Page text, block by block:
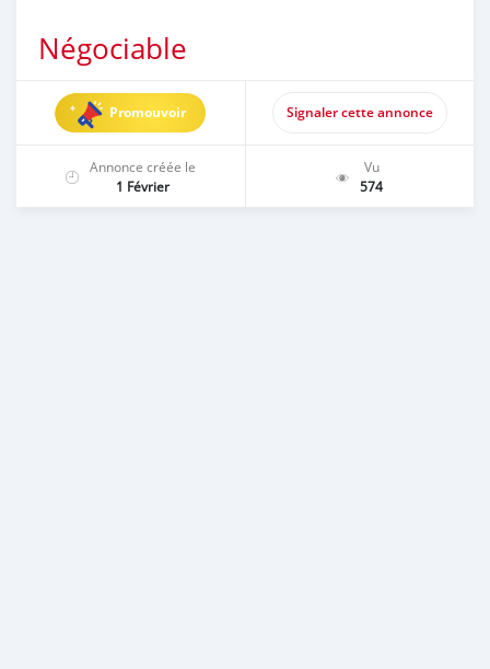
Négociable
Promouvoir Signaler cette annonce
Annonce créée le
1 Février
Vu
574